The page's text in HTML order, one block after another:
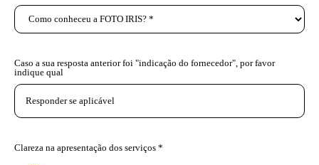
Caso a sua resposta anterior foi "indicação do fornecedor", por favor
indique qual
Clareza na apresentação dos serviços *